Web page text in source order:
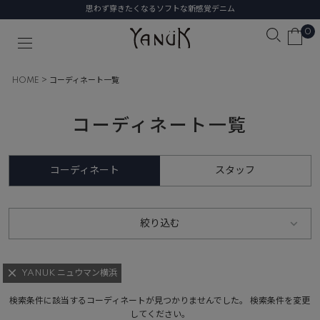
思わず穿きたくなるソフトな新感覚デニム
0
HOME コーディネート一覧
コーディネート一覧
コーディネート スタッフ
絞り込む
YANUK ニュウマン横浜
検索条件に該当するコーディネートが見つかりませんでした。 検索条件を変更
してください。